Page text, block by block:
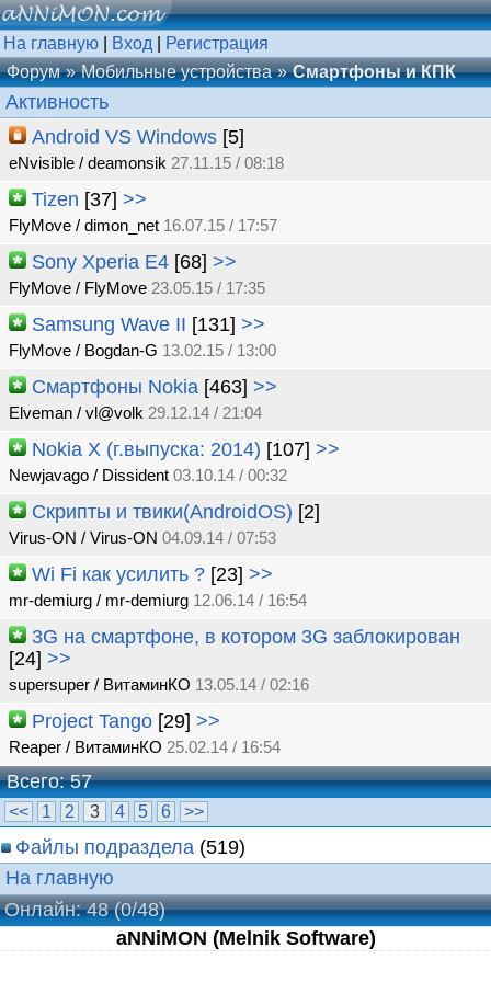
На главную Вход
Регистрация
Форум
Мобильные устройства Смартфоны и КПК
Активность
Android VS Windows [5]
eNvisible / deamonsik 27.11.15 / 08:18
Tizen [37] >>
FlyMove / dimon_net 16.07.15 / 17:57
Sony Xperia E4 [68] >>
FlyMove / FlyMove 23.05.15 / 17:35
Samsung Wave II [131] >>
FlyMove / Bogdan-G 13.02.15 / 13:00
Смартфоны Nokia [463] >>
Elveman / vl@volk 29.12.14 / 21:04
Nokia X (г.выпуска: 2014) [107] >>
Newjavago / Dissident 03.10.14 / 00:32
Скрипты и твики(AndroidOS) [2]
Virus-ON / Virus-ON 04.09.14 / 07:53
Wi Fi как усилить ? [23] >>
mr-demiurg / mr-demiurg 12.06.14 / 16:54
3G на смартфоне, в котором 3G заблокирован
[24] >>
supersuper / ВитаминКО 13.05.14 / 02:16
Project Tango [29] >>
Reaper / ВитаминКО 25.02.14 / 16:54
Всего: 57
<< 1 2 3 4 5 6 >>
Файлы подраздела (519)
На главную
Онлайн: 48(0/48)
aNNiMON (Melnik Software)